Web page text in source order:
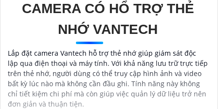
CAMERA CÓ HỔ TRỢ THẺ
NHỚ VANTECH
Lắp đặt camera Vantech hỗ trợ thẻ nhớ giúp giám sát độc
lập qua điện thoại và máy tính. Với khả năng lưu trữ trực tiếp
trên thẻ nhớ, người dùng có thể truy cập hình ảnh và video
bất kỳ lúc nào mà không cần đầu ghi. Tính năng này không
chỉ tiết kiệm chi phí mà còn giúp việc quản lý dữ liệu trở nên
đơn giản và thuận tiện.